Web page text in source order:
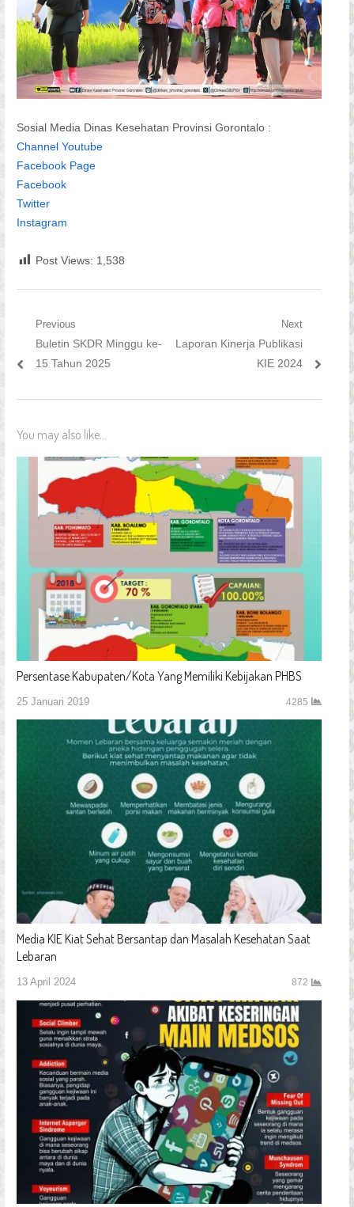
Sosial Media Dinas Kesehatan Provinsi Gorontalo :
Channel Youtube
Facebook Page
Facebook
Twitter
Instagram
Post Views: 1,538
Navigasi
pos
Previous
Previous
post:
Buletin SKDR Minggu ke-
15 Tahun 2025
Next
Next
Laporan Kinerja Publikasi
KIE 2024
You may also like...
Persentase Kabupaten/Kota Yang Memiliki Kebijakan PHBS
25 Januari 2019 4285
Media KIE Kiat Sehat Bersantap dan Masalah Kesehatan Saat
Lebaran
13 April 2024 872